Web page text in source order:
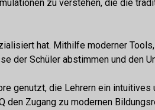
zu verstehen, die die
hat. Mithilfe moderner Tools,
der Schüler abstimmen und den
genutzt, die Lehrern ein intuitives
den Zugang zu modernen